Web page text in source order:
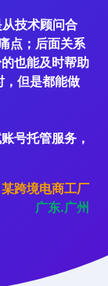
技术顾问合
点；后面关系
也能及时帮助
，但是都能做
号托管服务，
某跨境电商工厂
广东.广州